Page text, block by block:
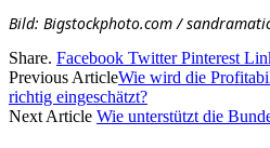
Bild: Bigstockphoto.com /
Share. Facebook Twitter Pinterest
Previous ArticleWie wird die
richtig eingeschätzt?
Next Article Wie unterstützt die